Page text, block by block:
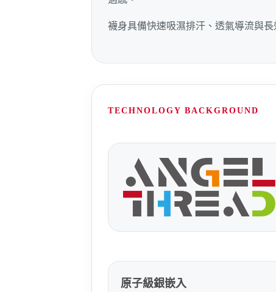
襪身具備快速吸濕排汗、透氣導流與
TECHNOLOGY BACKGROUND
原子級銀嵌入